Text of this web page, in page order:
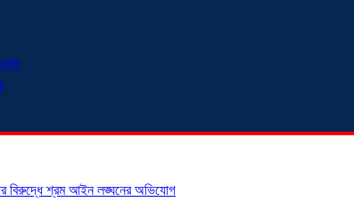
বিরুদ্ধে শ্রম আইন লঙ্ঘনের অভিযোগ